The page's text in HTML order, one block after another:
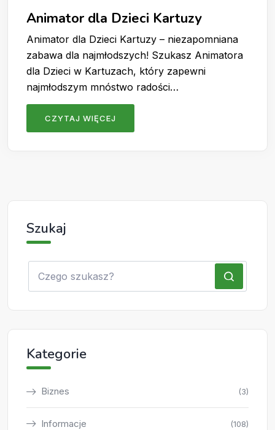
Animator dla Dzieci Kartuzy
Animator dla Dzieci Kartuzy – niezapomniana
zabawa dla najmłodszych! Szukasz Animatora
dla Dzieci w Kartuzach, który zapewni
najmłodszym mnóstwo radości…
CZYTAJ WIĘCEJ
Szukaj
Kategorie
Biznes (3)
Informacje (108)